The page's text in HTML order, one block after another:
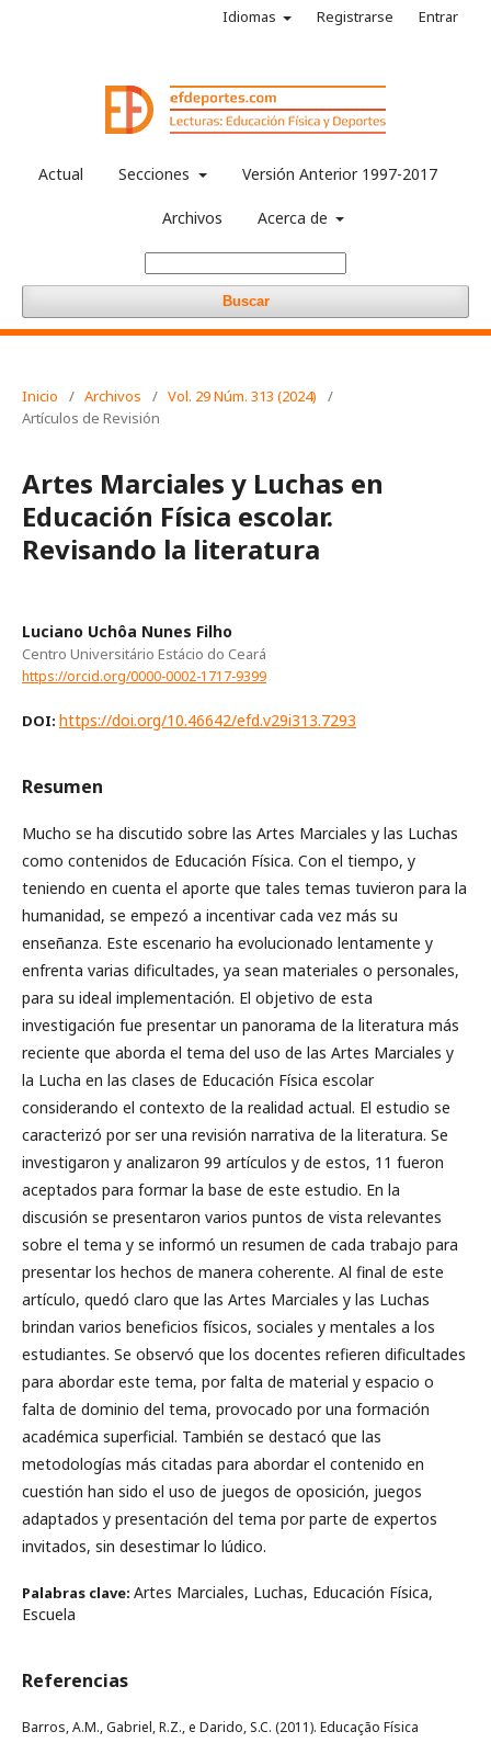
Actual Secciones Versión Anterior 1997-2017
Archivos Acerca de
Buscar
Idiomas Registrarse Entrar
Inicio / Archivos / Vol. 29 Núm. 313 (2024)
/
Artículos de Revisión
Artes Marciales y Luchas en
Educación Física escolar.
Revisando la literatura
Luciano Uchôa Nunes Filho
Centro Universitário Estácio do Ceará
https://orcid.org/0000-0002-1717-9399
DOI: https://doi.org/10.46642/efd.v29i313.7293
Resumen
Mucho se ha discutido sobre las Artes Marciales y las Luchas
como contenidos de Educación Física. Con el tiempo, y
teniendo en cuenta el aporte que tales temas tuvieron para la
humanidad, se empezó a incentivar cada vez más su
enseñanza. Este escenario ha evolucionado lentamente y
enfrenta varias dificultades, ya sean materiales o personales,
para su ideal implementación. El objetivo de esta
investigación fue presentar un panorama de la literatura más
reciente que aborda el tema del uso de las Artes Marciales y
la Lucha en las clases de Educación Física escolar
considerando el contexto de la realidad actual. El estudio se
caracterizó por ser una revisión narrativa de la literatura. Se
investigaron y analizaron 99 artículos y de estos, 11 fueron
aceptados para formar la base de este estudio. En la
discusión se presentaron varios puntos de vista relevantes
sobre el tema y se informó un resumen de cada trabajo para
presentar los hechos de manera coherente. Al final de este
artículo, quedó claro que las Artes Marciales y las Luchas
brindan varios beneficios físicos, sociales y mentales a los
estudiantes. Se observó que los docentes refieren dificultades
para abordar este tema, por falta de material y espacio o
falta de dominio del tema, provocado por una formación
académica superficial. También se destacó que las
metodologías más citadas para abordar el contenido en
cuestión han sido el uso de juegos de oposición, juegos
adaptados y presentación del tema por parte de expertos
invitados, sin desestimar lo lúdico.
Palabras clave: Artes Marciales, Luchas, Educación Física,
Escuela
Referencias
Barros, A.M., Gabriel, R.Z., e Darido, S.C. (2011). Educação Física